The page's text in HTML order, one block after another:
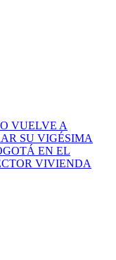
VUELVE A
SU VIGÉSIMA
EN EL
VIVIENDA